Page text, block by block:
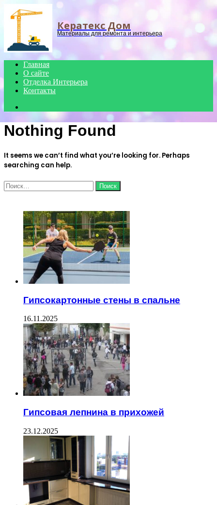
Menu
Кератекс Дом
Материалы для ремонта и интерьера
Главная
О сайте
Отделка Интерьера
Контакты
Nothing Found
It seems we can’t find what you’re looking for. Perhaps
searching can help.
Найти:
Гипсокартонные стены в спальне
16.11.2025
Гипсовая лепнина в прихожей
23.12.2025